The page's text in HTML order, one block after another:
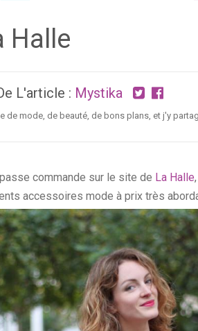
Halle
L'article : Mystika
de mode, de beauté, de bons plans, et j'y
commande sur le site de La Halle
accessoires mode à prix très